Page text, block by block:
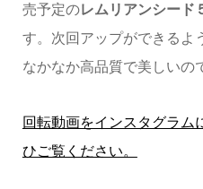
売予定のレムリアンシード
す。次回アップができるよ
なかなか高品質で美しいの
回転動画をインスタグラム
ひご覧ください。